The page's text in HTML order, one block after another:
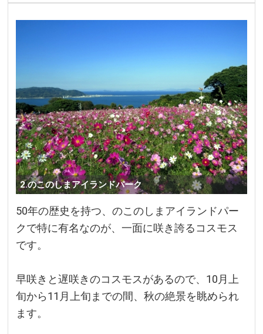
2.のこのしまアイランドパーク
50年の歴史を持つ、のこのしまアイランドパー
クで特に有名なのが、一面に咲き誇るコスモス
です。
早咲きと遅咲きのコスモスがあるので、10月上
旬から11月上旬までの間、秋の絶景を眺められ
ます。